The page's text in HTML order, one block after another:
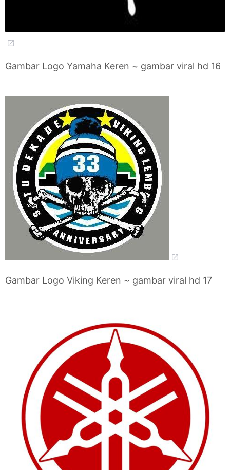
Gambar Logo Yamaha Keren ~ gambar viral hd 16
Gambar Logo Viking Keren ~ gambar viral hd 17